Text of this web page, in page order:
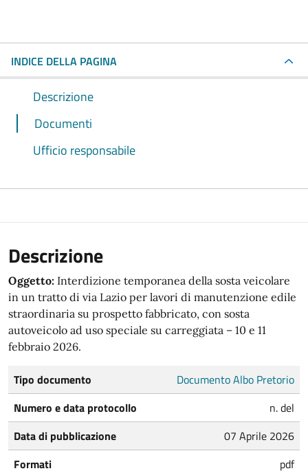
INDICE DELLA PAGINA
Descrizione
Documenti
Ufficio responsabile
Descrizione
Oggetto: Interdizione temporanea della sosta veicolare
in un tratto di via Lazio per lavori di manutenzione edile
straordinaria su prospetto fabbricato, con sosta
autoveicolo ad uso speciale su carreggiata – 10 e 11
febbraio 2026.
Tipo documento
Documento Albo Pretorio
Numero e data protocollo
n. del
Data di pubblicazione
07 Aprile 2026
Formati
pdf